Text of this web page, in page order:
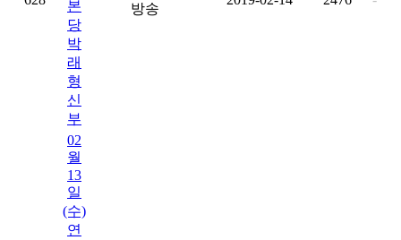
본
당
박
래
형
신
부
방송
02
월
13
일
(수)
연